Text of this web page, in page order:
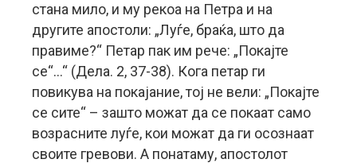
стана мило, и му рекоа на Петра и на
другите апостоли: „Луѓе, браќа, што да
правиме?“ Петар пак им рече: „Покајте
се“…“ (Дела. 2, 37-38). Кога петар ги
повикува на покајание, тој не вели: „Покајте
се сите“ – зашто можат да се покаат само
возрасните луѓе, кои можат да ги осознаат
своите гревови. А понатаму, апостолот